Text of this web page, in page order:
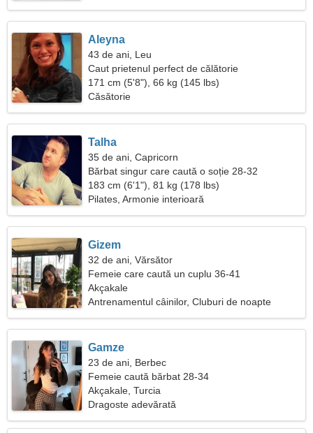
Aleyna
43 de ani, Leu
Caut prietenul perfect de călătorie
171 cm (5'8"), 66 kg (145 lbs)
Căsătorie
Talha
35 de ani, Capricorn
Bărbat singur care caută o soție 28-32
183 cm (6'1"), 81 kg (178 lbs)
Pilates, Armonie interioară
Gizem
32 de ani, Vărsător
Femeie care caută un cuplu 36-41
Akçakale
Antrenamentul câinilor, Cluburi de noapte
Gamze
23 de ani, Berbec
Femeie caută bărbat 28-34
Akçakale, Turcia
Dragoste adevărată